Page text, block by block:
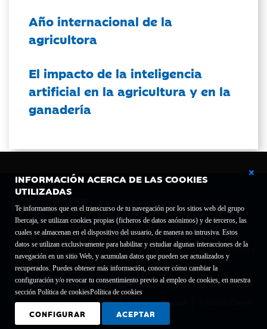
INFORMACIÓN ACERCA DE LAS COOKIES
UTILIZADAS
Te informamos que en el transcurso de tu navegación por los sitios web del grupo
Ibercaja, se utilizan cookies propias (ficheros de datos anónimos) y de terceros, las
cuales se almacenan en el dispositivo del usuario, de manera no intrusiva. Estos
datos se utilizan exclusivamente para habilitar y estudiar algunas interacciones de la
navegación en un sitio Web, y acumulan datos que pueden ser actualizados y
recuperados. Puedes obtener más información, conocer cómo cambiar la
configuración y/o revocar tu consentimiento previo al empleo de cookies, en nuestra
sección Política de cookiesPolítica de cookies
CONFIGURAR ACEPTAR
Año internacional de la
agricultora
El impacto de la inteligencia
artificial en la agricultura y en la
ganadería
Fundación Bancaria Ibercaja C.I.F. G-50000652.
Inscrita en el Registro de Fundaciones del Mº de Educación, Cultura y Deporte con el nº
1689.
Domicilio social: Joaquín Costa, 13. 50001 Zaragoza.
Contacto
Declaración de accesibilidad
Aviso legal Política de privacidad